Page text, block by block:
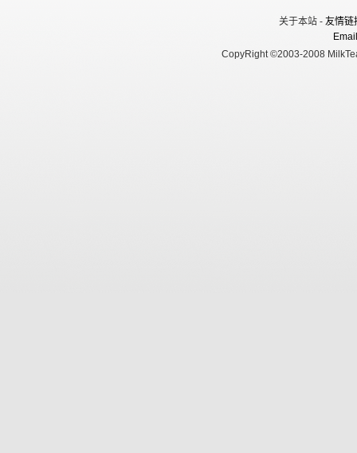
关于本站 - 友情链
CopyRight ©2003-2008